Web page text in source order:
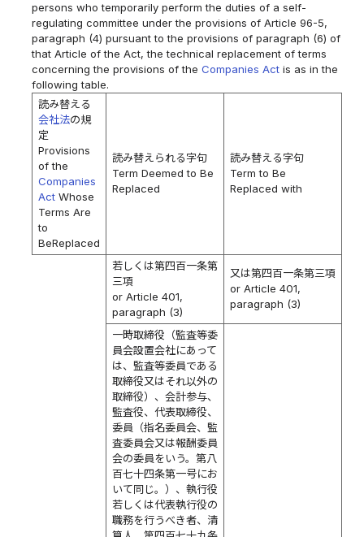
persons who temporarily perform the duties of a self-
regulating committee under the provisions of Article 96-5,
paragraph (4) pursuant to the provisions of paragraph (6) of
that Article of the Act, the technical replacement of terms
concerning the provisions of theCompanies Act is as in the
following table.
読み替える
会社法の規
定
Provisions
of the
Companies
Act Whose
Terms Are
to
BeReplaced
読み替えられる字句
Term Deemed to Be
Replaced
読み替える字句
Term to Be
Replaced with
若しくは第四百一条第
三項
or Article 401,
paragraph (3)
又は第四百一条第三項
or Article 401,
paragraph (3)
一時取締役（監査等委
員会設置会社にあって
は、監査等委員である
取締役又はそれ以外の
取締役）、会計参与、
監査役、代表取締役、
委員（指名委員会、監
査委員会又は報酬委員
会の委員をいう。第八
百七十四条第一号にお
いて同じ。）、執行役
若しくは代表執行役の
職務を行うべき者、清